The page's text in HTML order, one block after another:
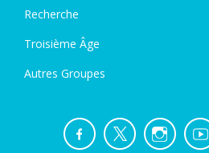
Recherche
Troisième Âge
Autres Groupes